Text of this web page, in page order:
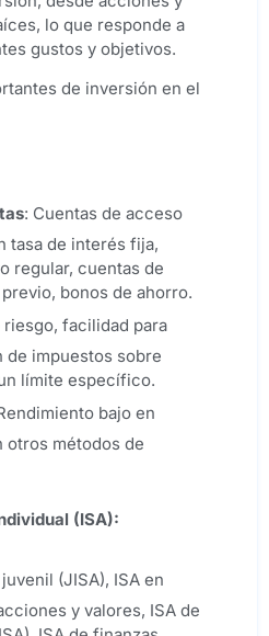
lo que responde a
gustos y objetivos.
de inversión en el
: Cuentas de acceso
tasa de interés fija,
regular, cuentas de
bonos de ahorro.
riesgo, facilidad para
de impuestos sobre
límite específico.
bajo en
otros métodos de
(ISA):
juvenil (JISA), ISA en
y valores, ISA de